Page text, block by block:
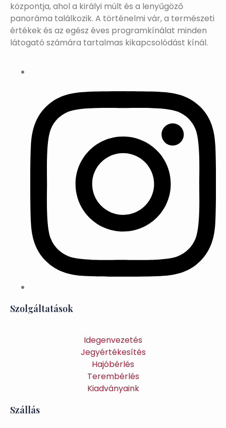
központja, ahol a királyi múlt és a lenyűgöző
panoráma találkozik. A történelmi vár, a természeti
értékek és az egész éves programkínálat minden
látogató számára tartalmas kikapcsolódást kínál.
Szolgáltatások
Idegenvezetés
Jegyértékesítés
Hajóbérlés
Terembérlés
Kiadványaink
Szállás